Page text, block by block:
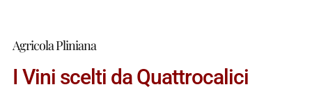
Agricola Pliniana
I Vini scelti da Quattrocalici